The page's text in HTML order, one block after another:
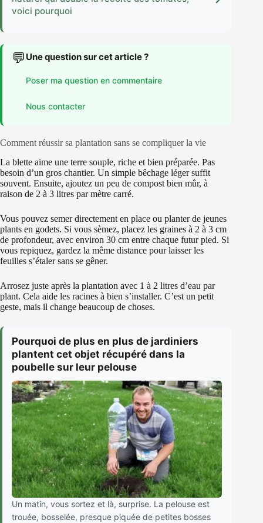
voici pourquoi
💬 Une question sur cet article ?
Poser ma question en commentaire
Nous contacter
Comment réussir sa plantation sans se compliquer la vie
La blette aime une terre souple, riche et bien préparée. Pas
besoin d’un gros chantier. Un simple bêchage léger suffit
souvent. Ensuite, ajoutez un peu de compost bien mûr, à
raison de 2 à 3 litres par mètre carré.
Vous pouvez semer directement en place ou planter de jeunes
plants en godets. Si vous sèmez, placez les graines à 2 à 3 cm
de profondeur, avec environ 30 cm entre chaque futur pied. Si
vous repiquez, gardez la même distance pour laisser les
feuilles s’étaler sans se gêner.
Arrosez juste après la plantation avec 1 à 2 litres d’eau par
plant. Cela aide les racines à bien s’installer. C’est un petit
geste, mais il change beaucoup de choses.
Pourquoi de plus en plus de jardiniers
plantent cet objet récupéré dans la
poubelle sur leur pelouse
Un matin, vous sortez et là, surprise. La pelouse est
trouée, bosselée, presque piquée de petites bosses